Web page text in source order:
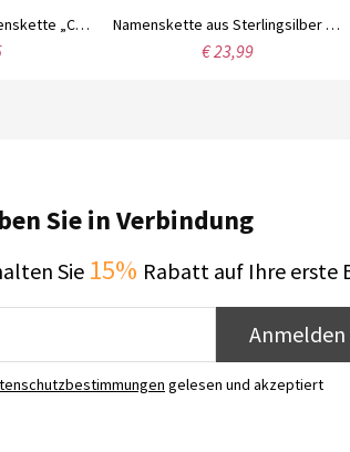
Personalisierte Namenskette „Carrie“ aus Sterlingsilber Namenskette aus Sterlingsilber mit der Schriftart Harrington
€ 23,99
Sie in Verbindung
Sie 15% Rabatt auf Ihre erste
Anmelden
gelesen und akzeptiert